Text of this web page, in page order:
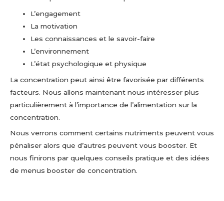
L’engagement
La motivation
Les connaissances et le savoir-faire
L’environnement
L’état psychologique et physique
La concentration peut ainsi être favorisée par différents
facteurs. Nous allons maintenant nous intéresser plus
particulièrement à l’importance de l’alimentation sur la
concentration.
Nous verrons comment certains nutriments peuvent vous
pénaliser alors que d’autres peuvent vous booster. Et
nous finirons par quelques conseils pratique et des idées
de menus booster de concentration.